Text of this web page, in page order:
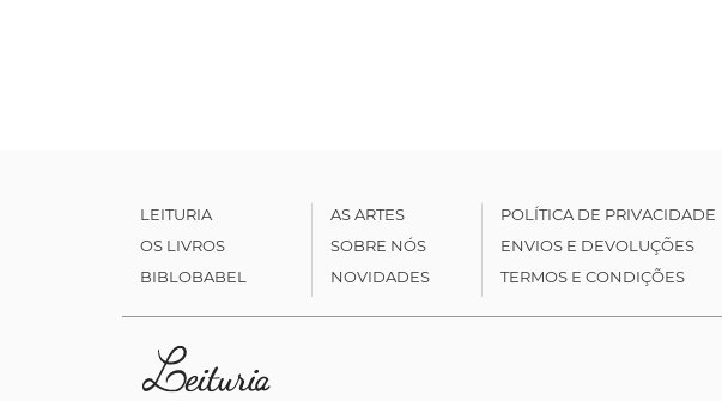
LEITURIA
OS LIVROS
BIBLOBABEL
AS ARTES
SOBRE NÓS
NOVIDADES
POLÍTICA DE PRIVACIDADE
ENVIOS E DEVOLUÇÕES
TERMOS E CONDIÇÕES